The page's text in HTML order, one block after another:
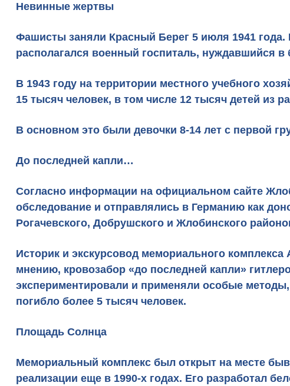
Невинные жертвы
Фашисты заняли Красный Берег 5 июля 1941
располагался военный госпиталь, нуждавшийся
В 1943 году на территории местного учебного
15 тысяч человек, в том числе 12 тысяч детей из
В основном это были девочки 8-14 лет с первой
До последней капли…
Согласно информации на официальном сайте
обследование и отправлялись в Германию как
Рогачевского, Добрушского и Жлобинского
Историк и экскурсовод мемориального
мнению, кровозабор «до последней капли»
экспериментировали и применяли особые
погибло более 5 тысяч человек.
Площадь Солнца
Мемориальный комплекс был открыт на месте
реализации еще в 1990-х годах. Его разработал